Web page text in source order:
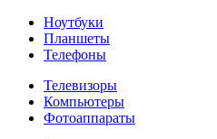
Ноутбуки
Планшеты
Телефоны
Телевизоры
Компьютеры
Фотоаппараты